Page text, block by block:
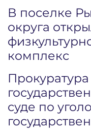
В поселке
округа
комплекс
суде по